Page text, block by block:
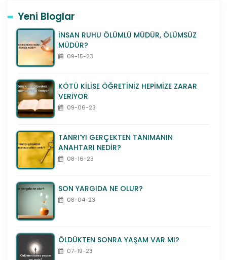
Yeni Bloglar
İNSAN RUHU ÖLÜMLÜ MÜDÜR, ÖLÜMSÜZ
MÜDÜR?
09-15-23
KÖTÜ KİLİSE ÖĞRETİNİZ HEPİMİZE ZARAR
VERİYOR
09-06-23
TANRI’YI GERÇEKTEN TANIMANIN
ANAHTARI NEDİR?
08-16-23
SON YARGIDA NE OLUR?
08-04-23
ÖLDÜKTEN SONRA YAŞAM VAR MI?
07-19-23